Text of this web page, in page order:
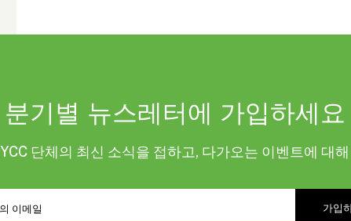
분기별 뉴스레터에 가입하세요
단체의 최신 소식을 접하고, 다가오는 이벤트에 대